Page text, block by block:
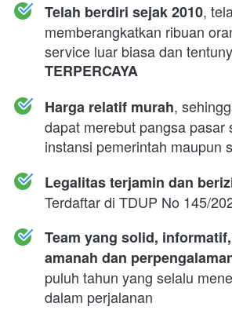
Telah berdiri sejak 2010,
memberangkatkan ribuan
TERPERCAYA
Harga relatif murah,
dapat merebut pangsa pasar
instansi pemerintah maupun
Legalitas terjamin dan
Terdaftar di TDUP No 145/
Team yang solid,
amanah dan
puluh tahun yang selalu
dalam perjalanan